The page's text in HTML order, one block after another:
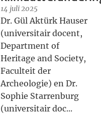
14 juli 2025
Dr. Gül Aktürk Hauser
(universitair docent,
Department of
Heritage and Society,
Faculteit der
Archeologie) en Dr.
Sophie Starrenburg
(universitair doc...